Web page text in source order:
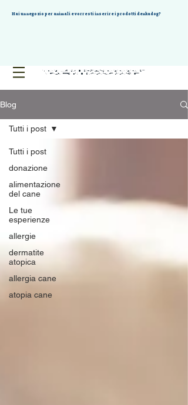
Hai un negozio per animali e vorresti inserire i prodotti denkadog?
Blog
Tutti i post
donazione
alimentazione
del cane
Le tue
esperienze
allergie
dermatite
atopica
allergia cane
atopia cane
Tutti i post